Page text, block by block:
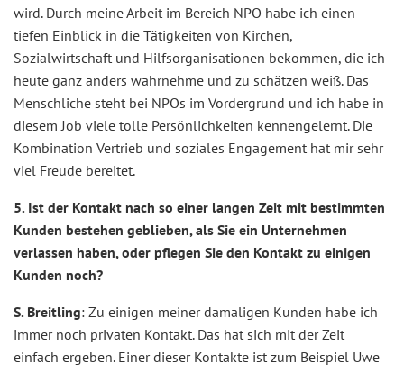
wird. Durch meine Arbeit im Bereich NPO habe ich einen
tiefen Einblick in die Tätigkeiten von Kirchen,
Sozialwirtschaft und Hilfsorganisationen bekommen, die ich
heute ganz anders wahrnehme und zu schätzen weiß. Das
Menschliche steht bei NPOs im Vordergrund und ich habe in
diesem Job viele tolle Persönlichkeiten kennengelernt. Die
Kombination Vertrieb und soziales Engagement hat mir sehr
viel Freude bereitet.
5. Ist der Kontakt nach so einer langen Zeit mit bestimmten
Kunden bestehen geblieben, als Sie ein Unternehmen
verlassen haben, oder pflegen Sie den Kontakt zu einigen
Kunden noch?
S. Breitling: Zu einigen meiner damaligen Kunden habe ich
immer noch privaten Kontakt. Das hat sich mit der Zeit
einfach ergeben. Einer dieser Kontakte ist zum Beispiel Uwe